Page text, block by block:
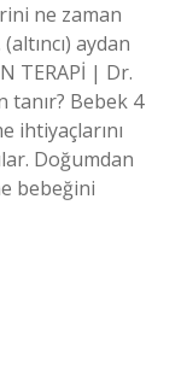
ne zaman
aydan
TERAPİ | Dr.
tanır? Bebek 4
ihtiyaçlarını
Doğumdan
bebeğini